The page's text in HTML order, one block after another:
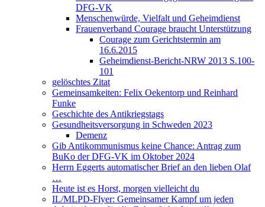
DFG-VK
Menschenwürde, Vielfalt und Geheimdienst
Frauenverband Courage braucht Unterstützung
Courage zum Gerichtstermin am
16.6.2015
Geheimdienst-Bericht-NRW 2013 S.100-
101
gelöschtes Zitat
Gemeinsamkeiten: Felix Oekentorp und Reinhard
Funke
Geschichte des Antikriegstags
Gesundheitsversorgung in Schweden 2023
Demenz
Gib Antikommunismus keine Chance: Antrag zum
BuKo der DFG-VK im Oktober 2024
Herrn Eggerts automatischer Brief an den lieben Olaf
…
Heute ist es Horst, morgen vielleicht du
IL/MLPD-Flyer: Gemeinsamer Kampf um jeden